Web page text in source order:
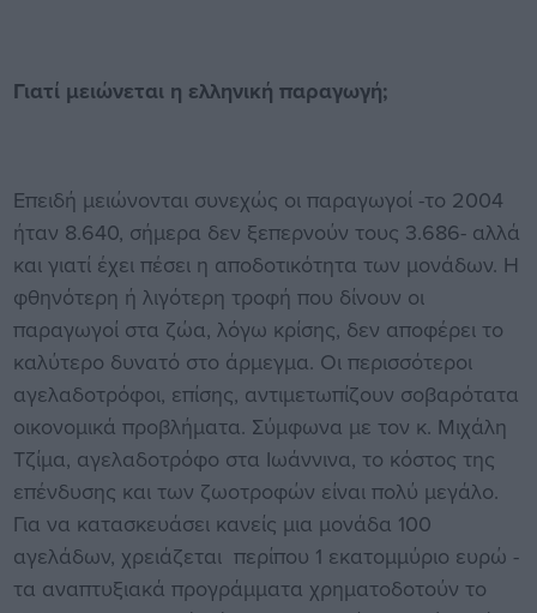
Γιατί μειώνεται η ελληνική παραγωγή;
Επειδή μειώνονται συνεχώς οι παραγωγοί -το 2004
ήταν 8.640, σήμερα δεν ξεπερνούν τους 3.686- αλλά
και γιατί έχει πέσει η αποδοτικότητα των μονάδων. Η
φθηνότερη ή λιγότερη τροφή που δίνουν οι
παραγωγοί στα ζώα, λόγω κρίσης, δεν αποφέρει το
καλύτερο δυνατό στο άρμεγμα. Οι περισσότεροι
αγελαδοτρόφοι, επίσης, αντιμετωπίζουν σοβαρότατα
οικονομικά προβλήματα. Σύμφωνα με τον κ. Μιχάλη
Τζίμα, αγελαδοτρόφο στα Ιωάννινα, το κόστος της
επένδυσης και των ζωοτροφών είναι πολύ μεγάλο.
Για να κατασκευάσει κανείς μια μονάδα 100
αγελάδων, χρειάζεται περίπου 1 εκατομμύριο ευρώ -
τα αναπτυξιακά προγράμματα χρηματοδοτούν το